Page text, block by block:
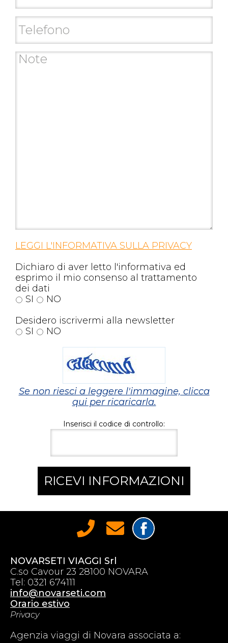
LEGGI L'INFORMATIVA SULLA PRIVACY
Dichiaro di aver letto l'informativa ed
esprimo il mio consenso al trattamento
dei dati
SI
NO
Desidero iscrivermi alla newsletter
SI
NO
Se non riesci a leggere l'immagine, clicca
qui per ricaricarla.
Inserisci il codice di controllo:
RICEVI INFORMAZIONI
NOVARSETI VIAGGI Srl
C.so Cavour 23 28100 NOVARA
Tel: 0321 674111
info@novarseti.com
Orario estivo
Privacy
Agenzia viaggi di Novara associata a: